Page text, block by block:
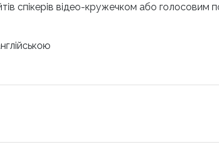
спікерів відео-кружечком або голосовим